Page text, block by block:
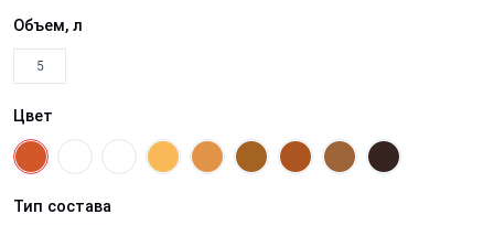
Объем, л
5
Цвет
Тип состава